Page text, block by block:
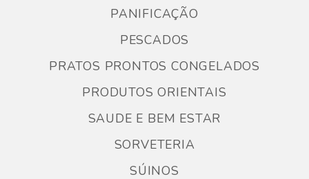
PANIFICAÇÃO
PESCADOS
PRATOS PRONTOS CONGELADOS
PRODUTOS ORIENTAIS
SAUDE E BEM ESTAR
SORVETERIA
SÚINOS